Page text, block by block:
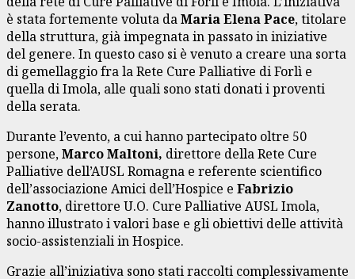
è stata fortemente voluta daMaria Elena Pace, titolare
della struttura, già impegnata in passato in iniziative
del genere. In questo caso si è venuto a creare una sorta
di gemellaggio fra la Rete Cure Palliative di Forlì e
quella di Imola, alle quali sono stati donati i proventi
della serata.
Durante l’evento, a cui hanno partecipato oltre 50
persone,Marco Maltoni, direttore della Rete Cure
Palliative dell’AUSL Romagna e referente scientifico
dell’associazione Amici dell’Hospice e Fabrizio
Zanotto, direttore U.O. Cure Palliative AUSL Imola,
hanno illustrato i valori base e gli obiettivi delle attività
socio-assistenziali in Hospice.
Grazie all’iniziativa sono stati raccolti complessivamente